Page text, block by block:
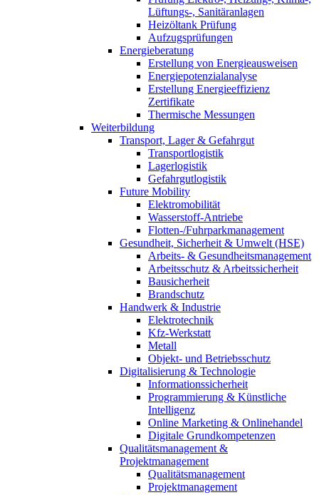
Lüftungs-, Sanitäranlagen
Heizöltank Prüfung
Aufzugsprüfungen
Energieberatung
Erstellung von Energieausweisen
Energiepotenzialanalyse
Erstellung Energieeffizienz
Zertifikate
Thermische Messungen
Weiterbildung
Transport, Lager & Gefahrgut
Transportlogistik
Lagerlogistik
Gefahrgutlogistik
Future Mobility
Elektromobilität
Wasserstoff-Antriebe
Flotten-/Fuhrparkmanagement
Gesundheit, Sicherheit & Umwelt (HSE)
Arbeits- & Gesundheitsmanagement
Arbeitsschutz & Arbeitssicherheit
Bausicherheit
Brandschutz
Handwerk & Industrie
Elektrotechnik
Kfz-Werkstatt
Metall
Objekt- und Betriebsschutz
Digitalisierung & Technologie
Informationssicherheit
Programmierung & Künstliche
Intelligenz
Online Marketing & Onlinehandel
Digitale Grundkompetenzen
Qualitätsmanagement &
Projektmanagement
Qualitätsmanagement
Projektmanagement